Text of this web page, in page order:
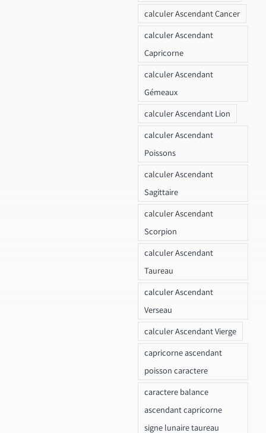
calculer Ascendant Cancer
calculer Ascendant
Capricorne
calculer Ascendant
Gémeaux
calculer Ascendant Lion
calculer Ascendant
Poissons
calculer Ascendant
Sagittaire
calculer Ascendant
Scorpion
calculer Ascendant
Taureau
calculer Ascendant
Verseau
calculer Ascendant Vierge
capricorne ascendant
poisson caractere
caractere balance
ascendant capricorne
signe lunaire taureau